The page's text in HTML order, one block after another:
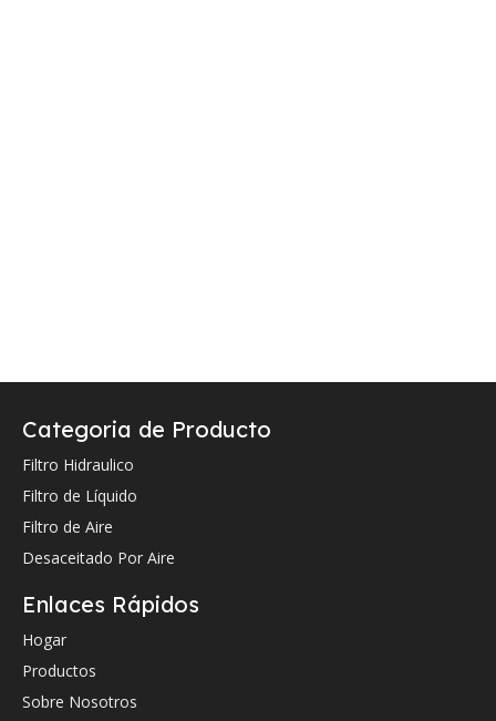
Categoria de Producto
Filtro Hidraulico
Filtro de Líquido
Filtro de Aire
Desaceitado Por Aire
Enlaces Rápidos
Hogar
Productos
Sobre Nosotros